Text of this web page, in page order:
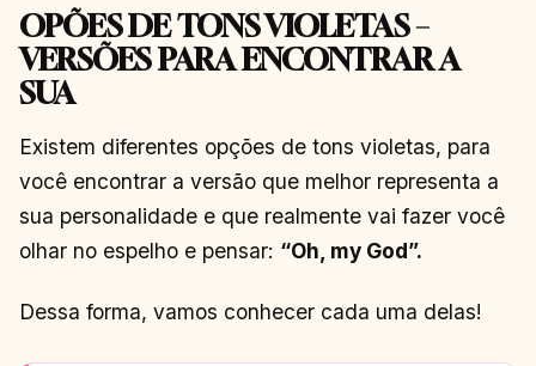
OPÕES DE TONS VIOLETAS –
VERSÕES PARA ENCONTRAR A
SUA
Existem diferentes opções de tons violetas, para
você encontrar a versão que melhor representa a
sua personalidade e que realmente vai fazer você
olhar no espelho e pensar: “Oh, my God”.
Dessa forma, vamos conhecer cada uma delas!